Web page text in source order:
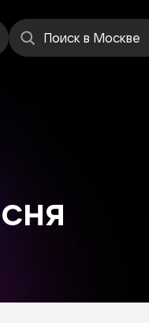
Поиск в Москве